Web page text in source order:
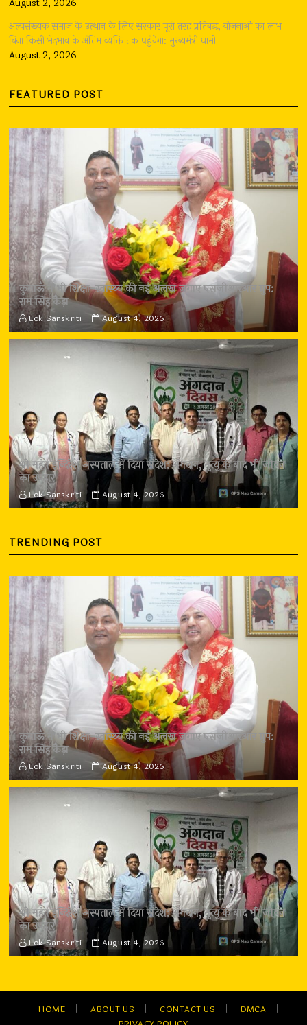
अल्पसंख्यक समाज के उत्थान के लिए सरकार पूरी तरह प्रतिबद्ध, योजनाओं का लाभ
बिना किसी भेदभाव के अंतिम व्यक्ति तक पहुंचेगा: मुख्यमंत्री धामी
August 2, 2026
FEATURED POST
कुमाऊँ में भी शिक्षा-स्वास्थ्य की नई अलख जगाए एसजीआरआर ग्रुप:
राम सिंह कैड़ा
Lok Sanskriti August 4, 2026
श्री महंत इन्दिरेश अस्पताल में दिया संदेश: अंगदान, मृत्यु के बाद भी जीवन
का उपहार
Lok Sanskriti August 4, 2026
TRENDING POST
कुमाऊँ में भी शिक्षा-स्वास्थ्य की नई अलख जगाए एसजीआरआर ग्रुप:
राम सिंह कैड़ा
Lok Sanskriti August 4, 2026
श्री महंत इन्दिरेश अस्पताल में दिया संदेश: अंगदान, मृत्यु के बाद भी जीवन
का उपहार
Lok Sanskriti August 4, 2026
HOME ABOUT US CONTACT US
DMCA